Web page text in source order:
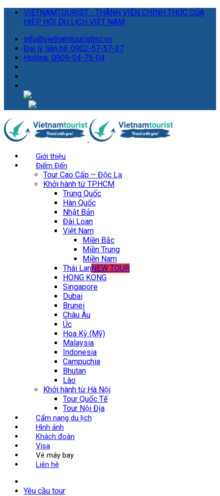
VIETNAMTOURIST - THÀNH VIÊN CHÍNH THỨC CỦA
HIỆP HỘI DU LỊCH VIỆT NAM
info@vietnamtouristjsc.vn
Đại lý liên hệ: 0902-57-57-37
Hotline: 0909-04-75-04
Giới thiệu
Điểm Đến
Tour Cao Cấp – Độc Lạ
Khởi hành từ TP.HCM
Trung Quốc
Hàn Quốc
Nhật Bản
Đài Loan
Việt Nam
Miền Bắc
Miền Trung
Miền Nam
Thái LanNEW TOUR
HONG KONG
Singapore
Dubai
Brunei
Châu Âu
Úc
Hoa Kỳ (Mỹ)
Malaysia
Indonesia
Campuchia
Bhutan
Lào
Khởi hành từ Hà Nội
Tour Quốc Tế
Tour Nội Địa
Cẩm nang du lịch
Hình ảnh
Khách đoàn
Visa
Vé máy bay
Liên hệ
Yêu cầu tour